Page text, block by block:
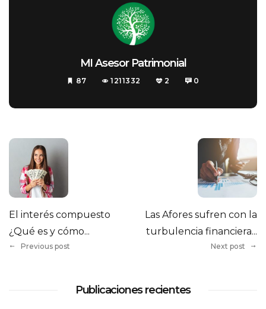
MI Asesor Patrimonial
87 1211332 2 0
El interés compuesto
¿Qué es y cómo...
Previous post
Las Afores sufren con la
turbulencia financiera...
Next post
Publicaciones recientes